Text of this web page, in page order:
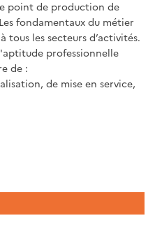
point de production de
fondamentaux du métier
tous les secteurs d’activités.
professionnelle
de :
de mise en service,